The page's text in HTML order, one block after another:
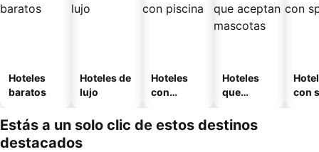
Hoteles
baratos
Hoteles de
lujo
Hoteles
con
Hoteles
que
mascotas
con
Estás a un solo clic de estos destinos
destacados